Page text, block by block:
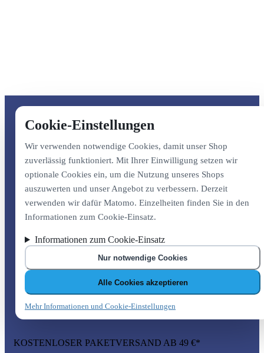
Cookie-Einstellungen
Wir verwenden notwendige Cookies, damit unser Shop
zuverlässig funktioniert. Mit Ihrer Einwilligung setzen wir
optionale Cookies ein, um die Nutzung unseres Shops
auszuwerten und unser Angebot zu verbessern. Derzeit
verwenden wir dafür Matomo. Einzelheiten finden Sie in den
Informationen zum Cookie-Einsatz.
Informationen zum Cookie-Einsatz
Nur notwendige Cookies
Alle Cookies akzeptieren
Mehr Informationen und Cookie-Einstellungen
KOSTENLOSER PAKETVERSAND AB 49 €*